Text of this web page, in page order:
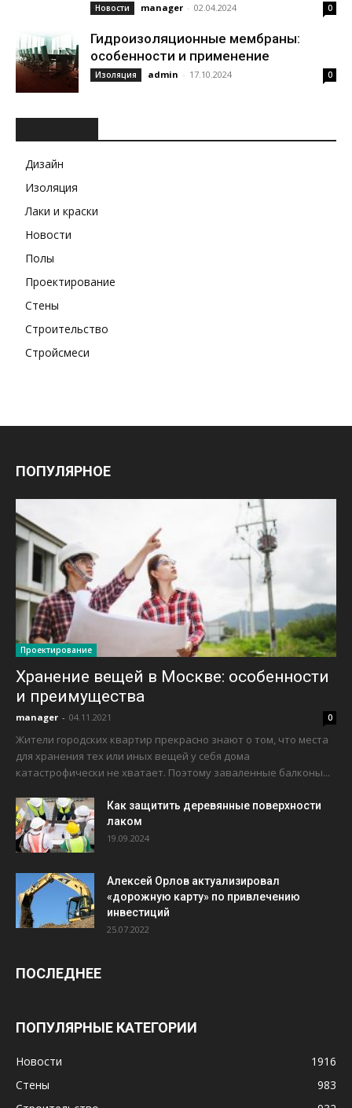
Новости manager - 02.04.2024 0
Гидроизоляционные мембраны:
особенности и применение
Изоляция admin - 17.10.2024 0
Дизайн
Изоляция
Лаки и краски
Новости
Полы
Проектирование
Стены
Строительство
Стройсмеси
ПОПУЛЯРНОЕ
Проектирование
Хранение вещей в Москве: особенности
и преимущества
manager - 04.11.2021 0
Жители городских квартир прекрасно знают о том, что места
для хранения тех или иных вещей у себя дома
катастрофически не хватает. Поэтому заваленные балконы...
Как защитить деревянные поверхности
лаком
19.09.2024
Алексей Орлов актуализировал
«дорожную карту» по привлечению
инвестиций
25.07.2022
ПОСЛЕДНЕЕ
ПОПУЛЯРНЫЕ КАТЕГОРИИ
Новости
1916
Стены
983